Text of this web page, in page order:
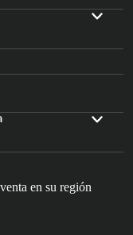
en su región